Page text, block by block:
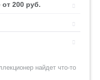
от 200 руб.
найдет что-то